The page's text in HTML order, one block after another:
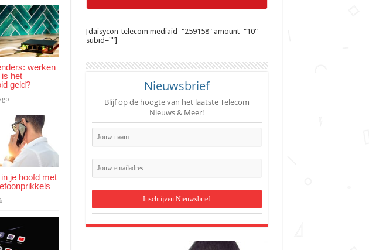
werken
het
geld?
je hoofd met
[daisycon_telecom mediaid="259158" amount="10"
subid=""]
Nieuwsbrief
Blijf op de hoogte van het laatste Telecom
Nieuws & Meer!